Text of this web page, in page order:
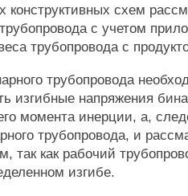
конструктивных схем
с учетом
трубопровода с
трубопровода
изгибные напряжения
момента инерции, а,
трубопровода, и
так как рабочий
изгибе.